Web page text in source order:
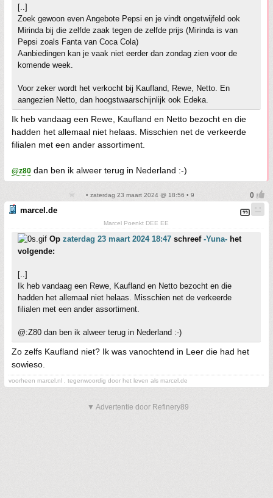
[..]
Zoek gewoon even Angebote Pepsi en je vindt ongetwijfeld ook
Mirinda bij die zelfde zaak tegen de zelfde prijs (Mirinda is van
Pepsi zoals Fanta van Coca Cola)
Aanbiedingen kan je vaak niet eerder dan zondag zien voor de
komende week.
Voor zeker wordt het verkocht bij Kaufland, Rewe, Netto. En
aangezien Netto, dan hoogstwaarschijnlijk ook Edeka.
Ik heb vandaag een Rewe, Kaufland en Netto bezocht en die
hadden het allemaal niet helaas. Misschien net de verkeerde
filialen met een ander assortiment.
@z80 dan ben ik alweer terug in Nederland :-)
• zaterdag 23 maart 2024 @ 18:56 • 9
marcel.de
Marcel Poenkt DEE EE
Op zaterdag 23 maart 2024 18:47 schreef -Yuna- het
volgende:
[..]
Ik heb vandaag een Rewe, Kaufland en Netto bezocht en die
hadden het allemaal niet helaas. Misschien net de verkeerde
filialen met een ander assortiment.
@:Z80 dan ben ik alweer terug in Nederland :-)
Zo zelfs Kaufland niet? Ik was vanochtend in Leer die had het
sowieso.
voorheen marcel.nl , tegenwoordig door het leven als marcel.de
▼ Advertentie door Refinery89